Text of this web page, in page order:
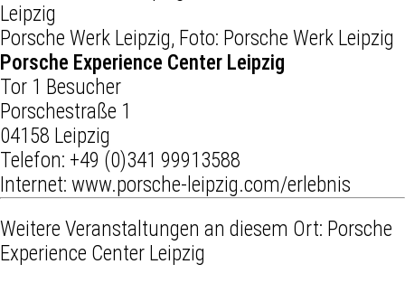
Porsche Werk Leipzig, Foto: Porsche Werk Leipzig
Porsche Experience Center Leipzig
Tor 1 Besucher
Porschestraße 1
04158 Leipzig
Telefon: +49 (0)341 99913588
Internet: www.porsche-leipzig.com/erlebnis
Weitere Veranstaltungen an diesem Ort: Porsche
Experience Center Leipzig